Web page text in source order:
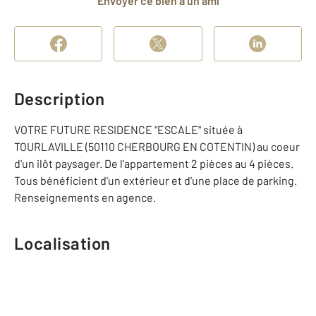
Description
VOTRE FUTURE RESIDENCE "ESCALE" située à
TOURLAVILLE (50110 CHERBOURG EN COTENTIN) au coeur
d'un ilôt paysager. De l'appartement 2 pièces au 4 pièces.
Tous bénéficient d'un extérieur et d'une place de parking.
Renseignements en agence.
Localisation